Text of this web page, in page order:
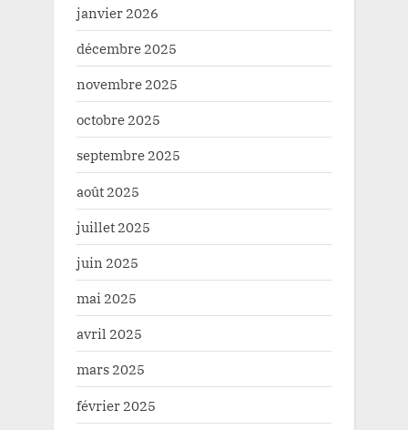
janvier 2026
décembre 2025
novembre 2025
octobre 2025
septembre 2025
août 2025
juillet 2025
juin 2025
mai 2025
avril 2025
mars 2025
février 2025